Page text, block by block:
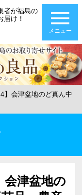
者が福島の
届け！
メニュー
】会津盆地のど真ん中
会津盆地の